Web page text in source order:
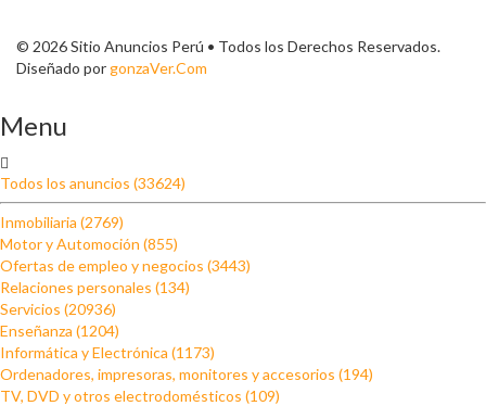
© 2026 Sitio Anuncios Perú • Todos los Derechos Reservados.
Diseñado porgonzaVer.Com
Menu
Todos los anuncios (33624)
Inmobiliaria (2769)
Motor y Automoción (855)
Ofertas de empleo y negocios (3443)
Relaciones personales (134)
Servicios (20936)
Enseñanza (1204)
Informática y Electrónica (1173)
Ordenadores, impresoras, monitores y accesorios (194)
TV, DVD y otros electrodomésticos (109)